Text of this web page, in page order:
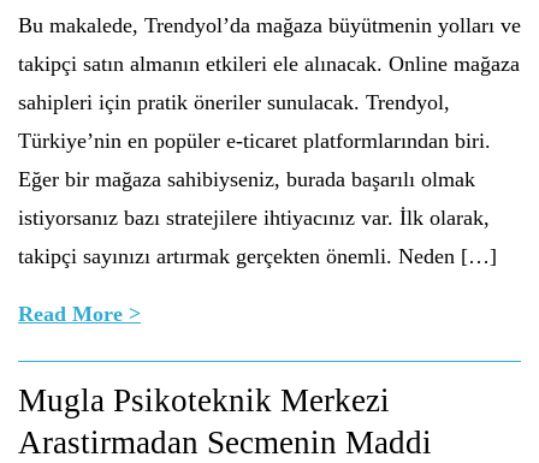
Bu makalede, Trendyol’da mağaza büyütmenin yolları ve
takipçi satın almanın etkileri ele alınacak. Online mağaza
sahipleri için pratik öneriler sunulacak. Trendyol,
Türkiye’nin en popüler e-ticaret platformlarından biri.
Eğer bir mağaza sahibiyseniz, burada başarılı olmak
istiyorsanız bazı stratejilere ihtiyacınız var. İlk olarak,
takipçi sayınızı artırmak gerçekten önemli. Neden […]
Read More >
Mugla Psikoteknik Merkezi
Arastirmadan Secmenin Maddi